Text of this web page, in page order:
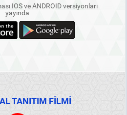
IOS ve ANDROID versiyonları
yayında
TANITIM FİLMİ